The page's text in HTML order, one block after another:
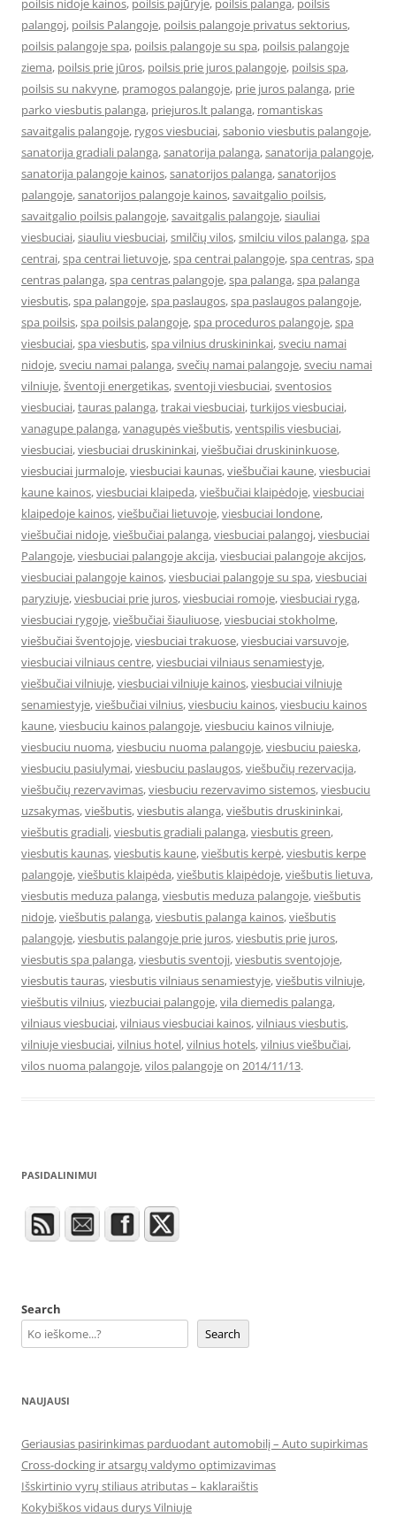
poilsis nidoje kainos, poilsis pajūryje, poilsis palanga, poilsis
palangoj, poilsis Palangoje, poilsis palangoje privatus sektorius,
poilsis palangoje spa, poilsis palangoje su spa, poilsis palangoje
ziema, poilsis prie jūros, poilsis prie juros palangoje, poilsis spa,
poilsis su nakvyne, pramogos palangoje, prie juros palanga, prie
parko viesbutis palanga, priejuros.lt palanga, romantiskas
savaitgalis palangoje, rygos viesbuciai,sabonio viesbutis palangoje,
sanatorija gradiali palanga,sanatorija palanga,sanatorija palangoje,
sanatorija palangoje kainos,sanatorijos palanga,sanatorijos
palangoje,sanatorijos palangoje kainos,savaitgalio poilsis,
savaitgalio poilsis palangoje,savaitgalis palangoje,siauliai
viesbuciai,siauliu viesbuciai,smilčių vilos,smilciu vilos palanga,spa
centrai,spa centrai lietuvoje,spa centrai palangoje,spa centras,spa
centras palanga,spa centras palangoje,spa palanga,spa palanga
viesbutis,spa palangoje,spa paslaugos,spa paslaugos palangoje,
spa poilsis,spa poilsis palangoje,spa proceduros palangoje,spa
viesbuciai,spa viesbutis,spa vilnius druskininkai,sveciu namai
nidoje,sveciu namai palanga,svečių namai palangoje,sveciu namai
vilniuje,šventoji energetikas,sventoji viesbuciai,sventosios
viesbuciai,tauras palanga,trakai viesbuciai,turkijos viesbuciai,
vanagupe palanga,vanagupės viešbutis,ventspilis viesbuciai,
viesbuciai,viesbuciai druskininkai,viešbučiai druskininkuose,
viesbuciai jurmaloje,viesbuciai kaunas,viešbučiai kaune,viesbuciai
kaune kainos,viesbuciai klaipeda,viešbučiai klaipėdoje,viesbuciai
klaipedoje kainos,viešbučiai lietuvoje,viesbuciai londone,
viešbučiai nidoje,viešbučiai palanga,viesbuciai palangoj,viesbuciai
Palangoje,viesbuciai palangoje akcija,viesbuciai palangoje akcijos,
viesbuciai palangoje kainos,viesbuciai palangoje su spa,viesbuciai
paryziuje,viesbuciai prie juros,viesbuciai romoje,viesbuciai ryga,
viesbuciai rygoje,viešbučiai šiauliuose,viesbuciai stokholme,
viešbučiai šventojoje,viesbuciai trakuose,viesbuciai varsuvoje,
viesbuciai vilniaus centre,viesbuciai vilniaus senamiestyje,
viešbučiai vilniuje,viesbuciai vilniuje kainos,viesbuciai vilniuje
senamiestyje,viešbučiai vilnius,viesbuciu kainos,viesbuciu kainos
kaune,viesbuciu kainos palangoje,viesbuciu kainos vilniuje,
viesbuciu nuoma,viesbuciu nuoma palangoje,viesbuciu paieska,
viesbuciu pasiulymai,viesbuciu paslaugos,viešbučių rezervacija,
viešbučių rezervavimas,viesbuciu rezervavimo sistemos,viesbuciu
uzsakymas,viešbutis,viesbutis alanga,viešbutis druskininkai,
viešbutis gradiali,viesbutis gradiali palanga,viesbutis green,
viesbutis kaunas,viesbutis kaune,viešbutis kerpė,viesbutis kerpe
palangoje,viešbutis klaipėda,viešbutis klaipėdoje,viešbutis lietuva,
viesbutis meduza palanga,viesbutis meduza palangoje,viešbutis
nidoje,viešbutis palanga,viesbutis palanga kainos,viešbutis
palangoje,viesbutis palangoje prie juros,viesbutis prie juros,
viesbutis spa palanga,viesbutis sventoji,viesbutis sventojoje,
viesbutis tauras,viesbutis vilniaus senamiestyje,viešbutis vilniuje,
viešbutis vilnius,viezbuciai palangoje,vila diemedis palanga,
vilniaus viesbuciai,vilniaus viesbuciai kainos,vilniaus viesbutis,
vilniuje viesbuciai,vilnius hotel,vilnius hotels,vilnius viešbučiai,
vilos nuoma palangoje,vilos palangojeon 2014/11/13.
PASIDALINIMUI
Search
Search
NAUJAUSI
Geriausias pasirinkimas parduodant automobilį – Auto supirkimas
Cross-docking ir atsargų valdymo optimizavimas
Išskirtinio vyrų stiliaus atributas – kaklaraištis
Kokybiškos vidaus durys Vilniuje